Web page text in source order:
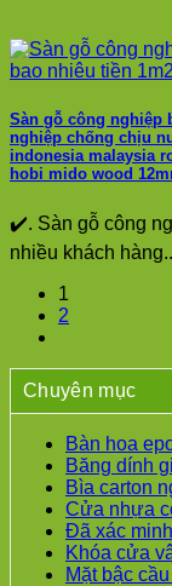
Sàn gỗ công nghiệp
nghiệp chống chịu
indonesia malaysia
hobi mido wood
✔️. Sàn gỗ công
nhiều khách
1
2
Chuyên mục
Bàn hoa
Băng dính
Bìa carton
Cửa nhựa
Đã xác
Khóa cửa
Mặt bậc